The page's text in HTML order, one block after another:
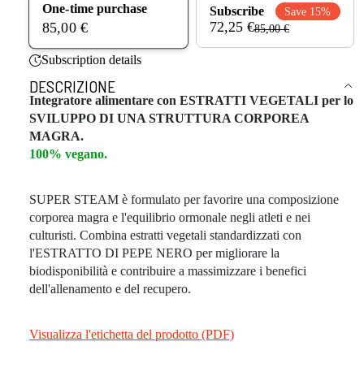
One-time purchase
85,00 €
Subscribe Save 15%
72,25 €85,00 €
Subscription details
DESCRIZIONE
Integratore alimentare con ESTRATTI VEGETALI per lo
SVILUPPO DI UNA STRUTTURA CORPOREA
MAGRA.
100% vegano.
SUPER STEAM è formulato per favorire una composizione
corporea magra e l'equilibrio ormonale negli atleti e nei
culturisti. Combina estratti vegetali standardizzati con
l'ESTRATTO DI PEPE NERO per migliorare la
biodisponibilità e contribuire a massimizzare i benefici
dell'allenamento e del recupero.
Visualizza l'etichetta del prodotto (PDF)